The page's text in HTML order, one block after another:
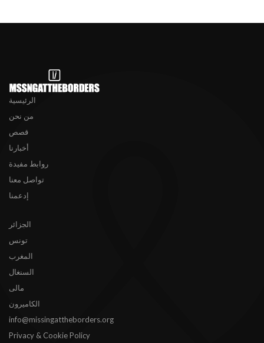
الرئيسية
من نحن
قصص
أخبارنا
روابط مفيدة
تواصل معنا
إدعمنا
الجزائر
تونس
المغرب
السنغال
مالى
الكاميرون
info@missingattheborders.org
Privacy & Cookie Policy